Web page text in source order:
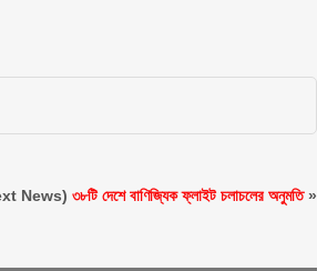
News)৩৮টি দেশে বাণিজ্যিক ফ্লাইট চলাচলের অনুমতি»